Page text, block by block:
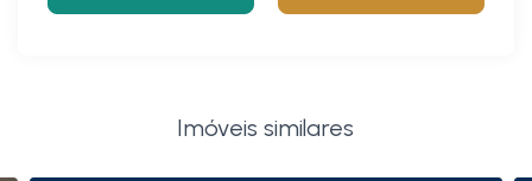
Imóveis similares